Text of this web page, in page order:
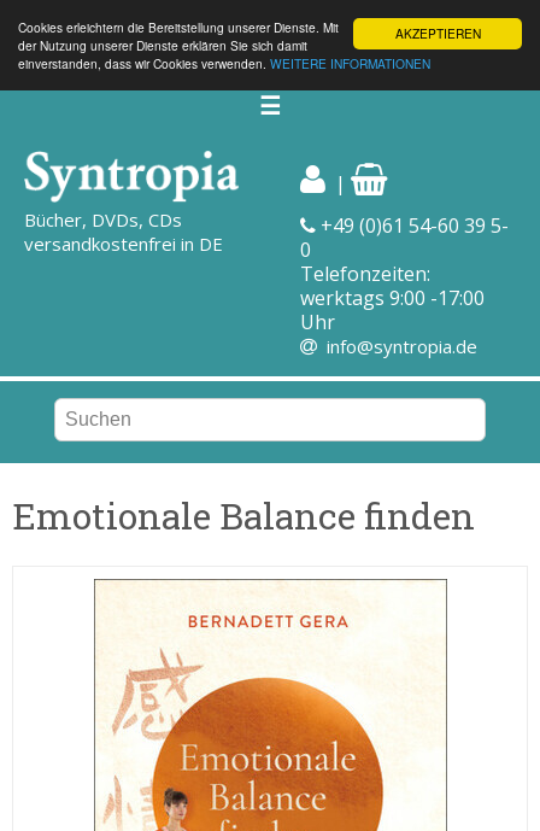
AKZEPTIEREN
Cookies erleichtern die Bereitstellung unserer Dienste. Mit
der Nutzung unserer Dienste erklären Sie sich damit
einverstanden, dass wir Cookies verwenden. WEITERE INFORMATIONEN
☰
Bücher, DVDs, CDs
versandkostenfrei in DE
|
+49 (0)61 54-60 39 5-
0
Telefonzeiten:
werktags 9:00 -17:00
Uhr
info@syntropia.de
Emotionale Balance finden